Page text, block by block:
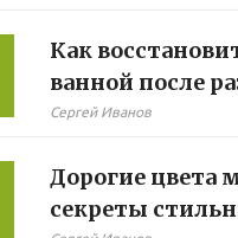
Как
ванной после
воды
Сергей Иванов
Дорогие цвета
секреты